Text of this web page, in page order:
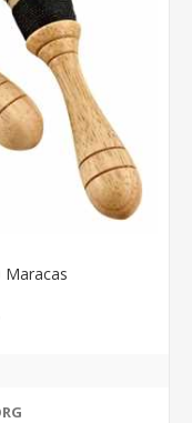
Maracas